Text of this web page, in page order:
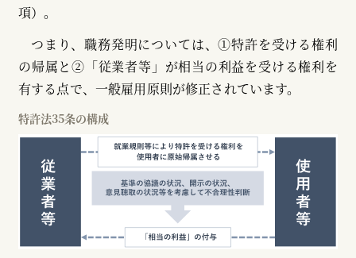
項）。
つまり、職務発明については、①特許を受ける権利
の帰属と②「従業者等」が相当の利益を受ける権利を
有する点で、一般雇用原則が修正されています。
特許法35条の構成